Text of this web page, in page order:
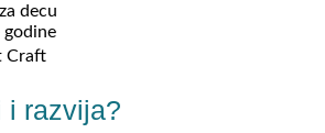
decu
godine
Craft
i razvija?